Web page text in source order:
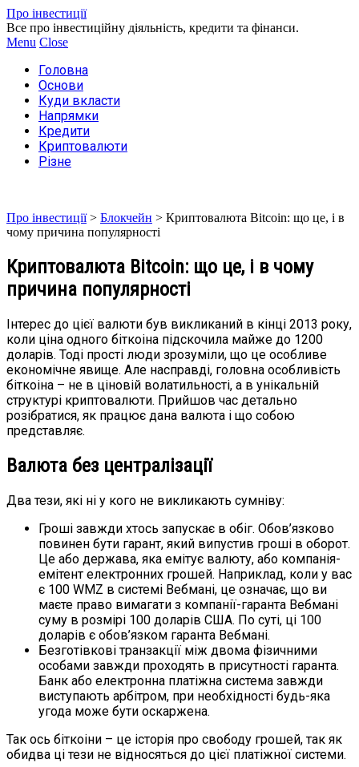
Про інвестиції
Все про інвестиційну діяльність, кредити та фінанси.
Menu Close
Головна
Основи
Куди вкласти
Напрямки
Кредити
Криптовалюти
Різне
Про інвестиції> Блокчейн > Криптовалюта Bitcoin: що це, і в
чому причина популярності
Криптовалюта Bitcoin: що це, і в чому
причина популярності
Інтерес до цієї валюти був викликаний в кінці 2013 року,
коли ціна одного біткоіна підскочила майже до 1200
доларів. Тоді прості люди зрозуміли, що це особливе
економічне явище. Але насправді, головна особливість
біткоіна – не в ціновій волатильності, а в унікальній
структурі криптовалюти. Прийшов час детально
розібратися, як працює дана валюта і що собою
представляє.
Валюта без централізації
Два тези, які ні у кого не викликають сумніву:
Гроші завжди хтось запускає в обіг. Обов’язково
повинен бути гарант, який випустив гроші в оборот.
Це або держава, яка емітує валюту, або компанія-
емітент електронних грошей. Наприклад, коли у вас
є 100 WMZ в системі Вебмані, це означає, що ви
маєте право вимагати з компанії-гаранта Вебмані
суму в розмірі 100 доларів США. По суті, ці 100
доларів є обов’язком гаранта Вебмані.
Безготівкові транзакції між двома фізичними
особами завжди проходять в присутності гаранта.
Банк або електронна платіжна система завжди
виступають арбітром, при необхідності будь-яка
угода може бути оскаржена.
Так ось біткоіни – це історія про свободу грошей, так як
обидва ці тези не відносяться до цієї платіжної системи.